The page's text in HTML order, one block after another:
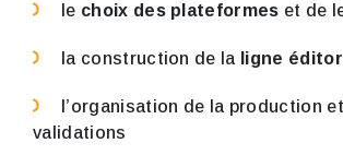
le choix des plateformes et de
la construction de la ligne
l’organisation de la production
validations